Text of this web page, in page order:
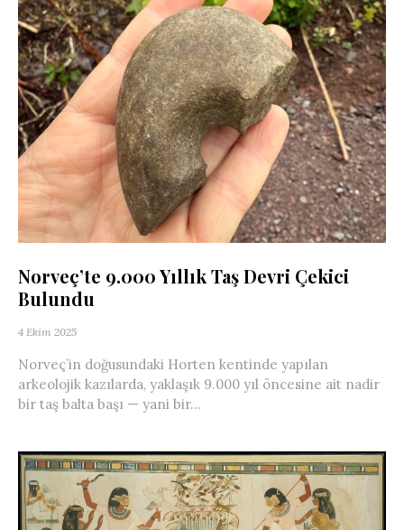
Norveç’te 9.000 Yıllık Taş Devri Çekici
Bulundu
4 Ekim 2025
Norveç’in doğusundaki Horten kentinde yapılan
arkeolojik kazılarda, yaklaşık 9.000 yıl öncesine ait nadir
bir taş balta başı — yani bir...